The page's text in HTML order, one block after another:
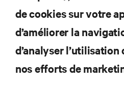
S’INSCRIRE
RESSOURCES
de cookies sur votre
d’améliorer la
d’analyser l’utilisation
nos efforts de